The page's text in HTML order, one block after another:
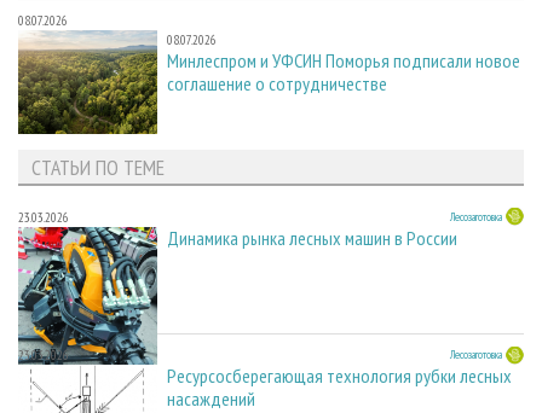
08.07.2026
08.07.2026
Минлеспром и УФСИН Поморья подписали новое
соглашение о сотрудничестве
СТАТЬИ ПО ТЕМЕ
23.03.2026 Лесозаготовка
Динамика рынка лесных машин в России
23.03.2026 Лесозаготовка
Ресурсосберегающая технология рубки лесных
насаждений